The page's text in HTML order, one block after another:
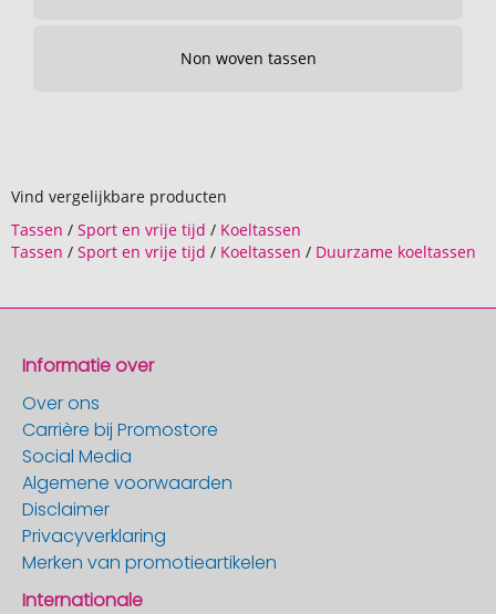
Non woven tassen
Vind vergelijkbare producten
Tassen / Sport en vrije tijd / Koeltassen
Tassen / Sport en vrije tijd / Koeltassen / Duurzame koeltassen
Informatie over
Over ons
Carrière bij Promostore
Social Media
Algemene voorwaarden
Disclaimer
Privacyverklaring
Merken van promotieartikelen
Internationale